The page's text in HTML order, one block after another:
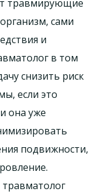
травмирующие
сами
и
в том
снизить риск
если это
она уже
подвижности,